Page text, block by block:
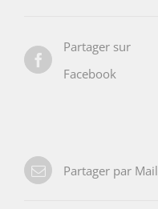
Partager sur
Facebook
Partager par Mail